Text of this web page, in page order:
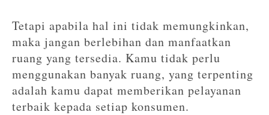
Tetapi apabila hal ini tidak memungkinkan,
maka jangan berlebihan dan manfaatkan
ruang yang tersedia. Kamu tidak perlu
menggunakan banyak ruang, yang terpenting
adalah kamu dapat memberikan pelayanan
terbaik kepada setiap konsumen.